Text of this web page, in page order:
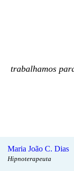
trabalhamos
Maria João C. Dias
Hipnoterapeuta